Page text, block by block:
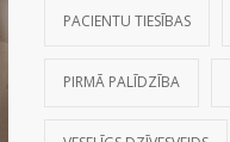
PACIENTU TIESĪBAS
PIRMĀ PALĪDZĪBA